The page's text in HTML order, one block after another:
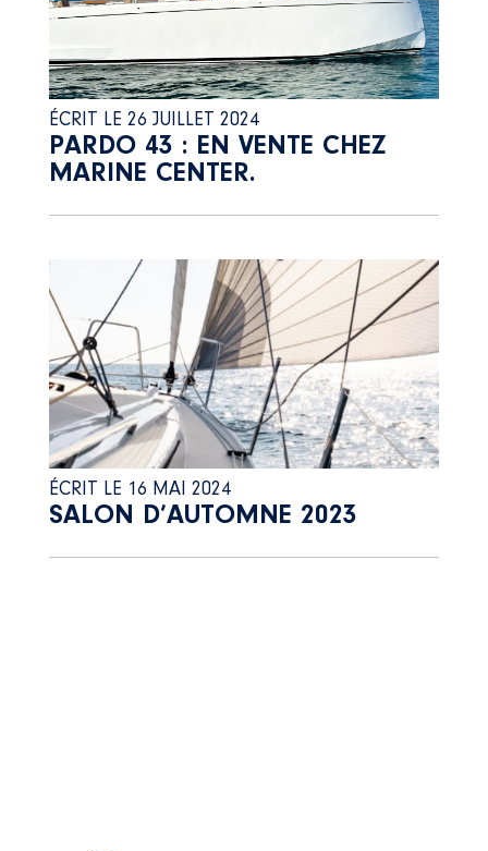
ÉCRIT LE 26 JUILLET 2024
PARDO 43 : EN VENTE CHEZ
MARINE CENTER.
ÉCRIT LE 16 MAI 2024
SALON D’AUTOMNE 2023